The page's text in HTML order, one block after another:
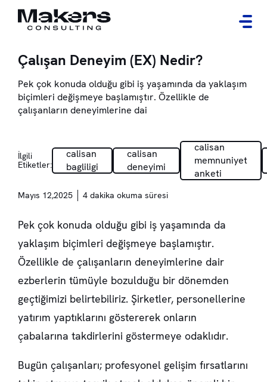
Çalışan Deneyim (EX) Nedir?
Pek çok konuda olduğu gibi iş yaşamında da yaklaşım
biçimleri değişmeye başlamıştır. Özellikle de
çalışanların deneyimlerine dai
İlgili
Etiketler:
calisan
bagliligi
calisan
deneyimi
calisan
memnuniyet
anketi
Mayıs 12,2025 4 dakika okuma süresi
Pek çok konuda olduğu gibi iş yaşamında da
yaklaşım biçimleri değişmeye başlamıştır.
Özellikle de çalışanların deneyimlerine dair
ezberlerin tümüyle bozulduğu bir dönemden
geçtiğimizi belirtebiliriz. Şirketler, personellerine
yatırım yaptıklarını göstererek onların
çabalarına takdirlerini göstermeye odaklıdır.
Bugün çalışanları; profesyonel gelişim fırsatlarını